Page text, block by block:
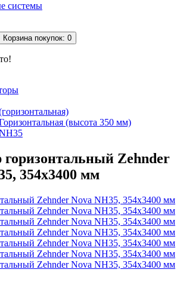
системы
Корзинапокупок: 0
(высота 350 мм)
горизонтальный Zehnder
354х3400 мм